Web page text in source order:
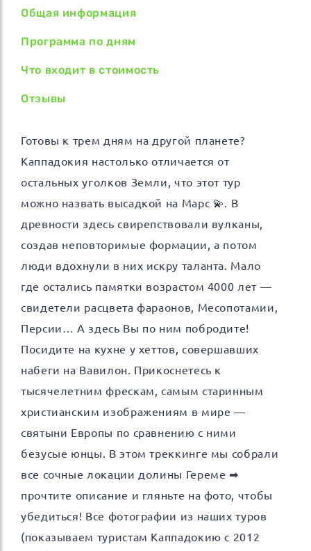
Общая информация
Программа по дням
Что входит в стоимость
Отзывы
Готовы к трем дням на другой планете?
Каппадокия настолько отличается от
остальных уголков Земли, что этот тур
можно назвать высадкой на Марс 💫. В
древности здесь свирепствовали вулканы,
создав неповторимые формации, а потом
люди вдохнули в них искру таланта. Мало
где остались памятки возрастом 4000 лет —
свидетели расцвета фараонов, Месопотамии,
Персии… А здесь Вы по ним побродите!
Посидите на кухне у хеттов, совершавших
набеги на Вавилон. Прикоснетесь к
тысячелетним фрескам, самым старинным
христианским изображениям в мире —
святыни Европы по сравнению с ними
безусые юнцы. В этом треккинге мы собрали
все сочные локации долины Гереме ➡
прочтите описание и гляньте на фото, чтобы
убедиться! Все фотографии из наших туров
(показываем туристам Каппадокию с 2012